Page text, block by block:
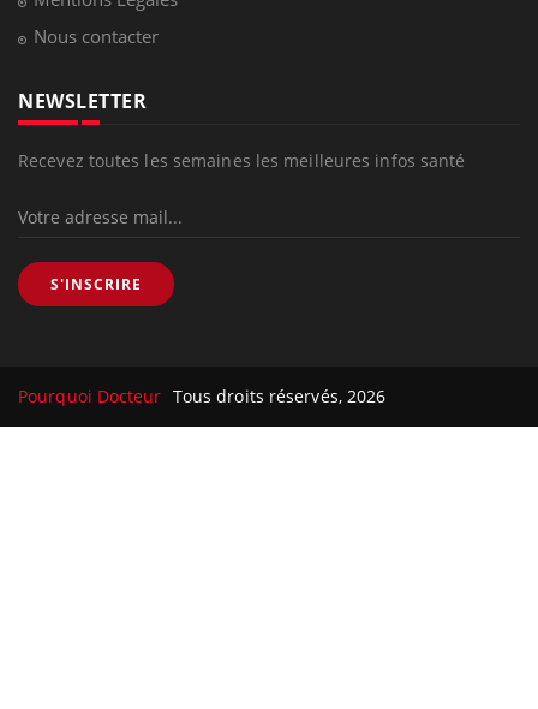
Nous contacter
NEWSLETTER
Recevez toutes les semaines les meilleures infos santé
S'INSCRIRE
Pourquoi Docteur Tous droits réservés, 2026